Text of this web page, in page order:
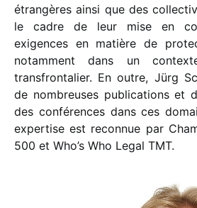
étrangères ainsi que des
le cadre de leur mise en
exigences en matière de
notamment dans un
transfrontalier. En outre, Jürg
de nombreuses publications et
des conférences dans ces
expertise est reconnue par
500 et Who’s Who Legal TMT.